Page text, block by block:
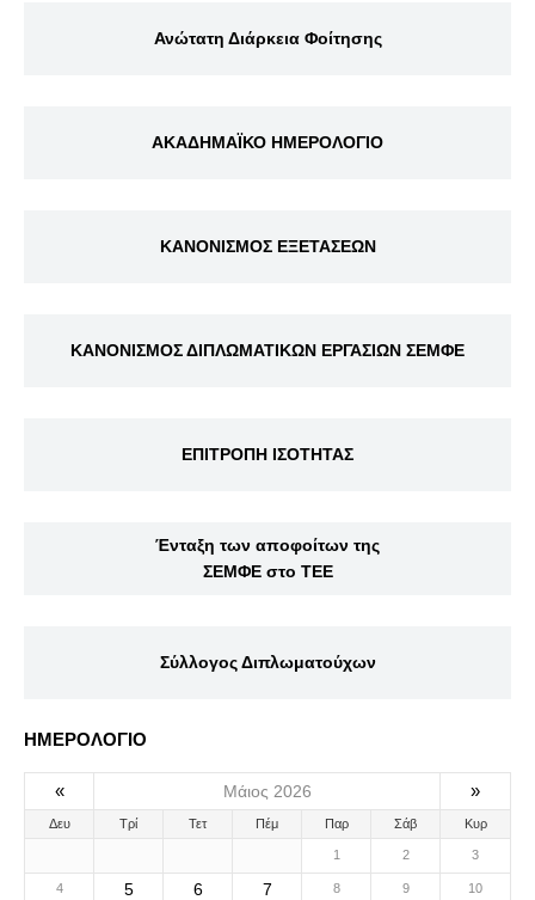
Ανώτατη Διάρκεια Φοίτησης
ΑΚΑΔΗΜΑΪΚΟ ΗΜΕΡΟΛΟΓΙΟ
ΚΑΝΟΝΙΣΜΟΣ ΕΞΕΤΑΣΕΩΝ
ΚΑΝΟΝΙΣΜΟΣ ΔΙΠΛΩΜΑΤΙΚΩΝ ΕΡΓΑΣΙΩΝ ΣΕΜΦΕ
ΕΠΙΤΡΟΠΗ ΙΣΟΤΗΤΑΣ
Ένταξη των αποφοίτων της
ΣΕΜΦΕ στο ΤΕΕ
Σύλλογος Διπλωματούχων
ΗΜΕΡΟΛΟΓΙΟ
« Μάιος 2026 »
Δευ Τρί Τετ Πέμ Παρ Σάβ Κυρ
1 2 3
4 5 6 7 8 9 10